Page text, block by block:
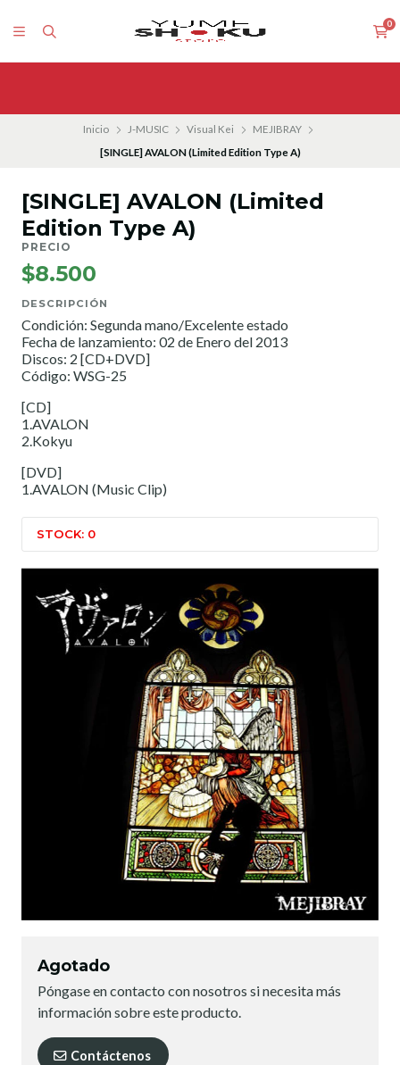
0
Inicio J-MUSIC Visual Kei
MEJIBRAY
[SINGLE] AVALON (Limited Edition Type A)
[SINGLE] AVALON (Limited
Edition Type A)
PRECIO
$8.500
DESCRIPCIÓN
Condición: Segunda mano/Excelente estado
Fecha de lanzamiento: 02 de Enero del 2013
Discos: 2 [CD+DVD]
Código: WSG-25
[CD]
1.AVALON
2.Kokyu
[DVD]
1.AVALON (Music Clip)
STOCK: 0
Agotado
Póngase en contacto con nosotros si necesita más
información sobre este producto.
Contáctenos